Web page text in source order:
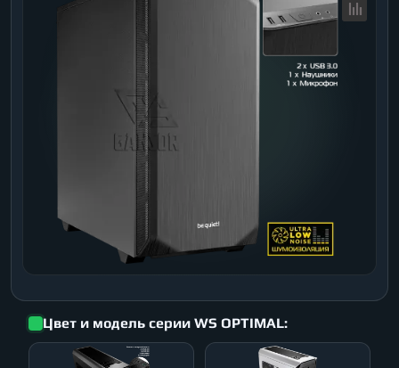
Цвет и модель серии WS OPTIMAL: